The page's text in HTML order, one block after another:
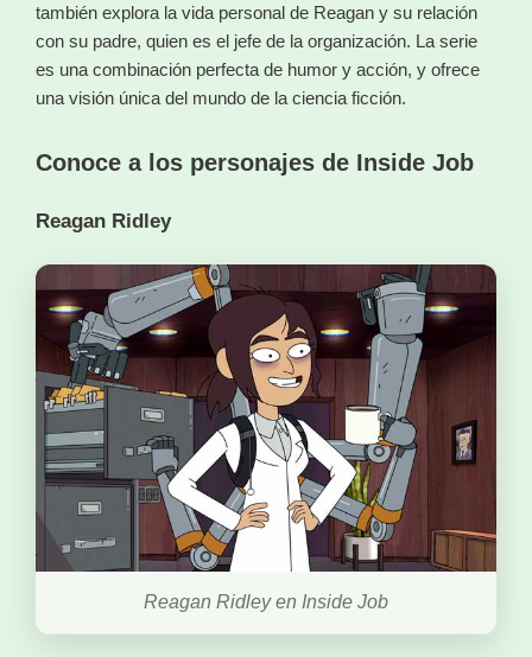
también explora la vida personal de Reagan y su relación
con su padre, quien es el jefe de la organización. La serie
es una combinación perfecta de humor y acción, y ofrece
una visión única del mundo de la ciencia ficción.
Conoce a los personajes de Inside Job
Reagan Ridley
Reagan Ridley en Inside Job